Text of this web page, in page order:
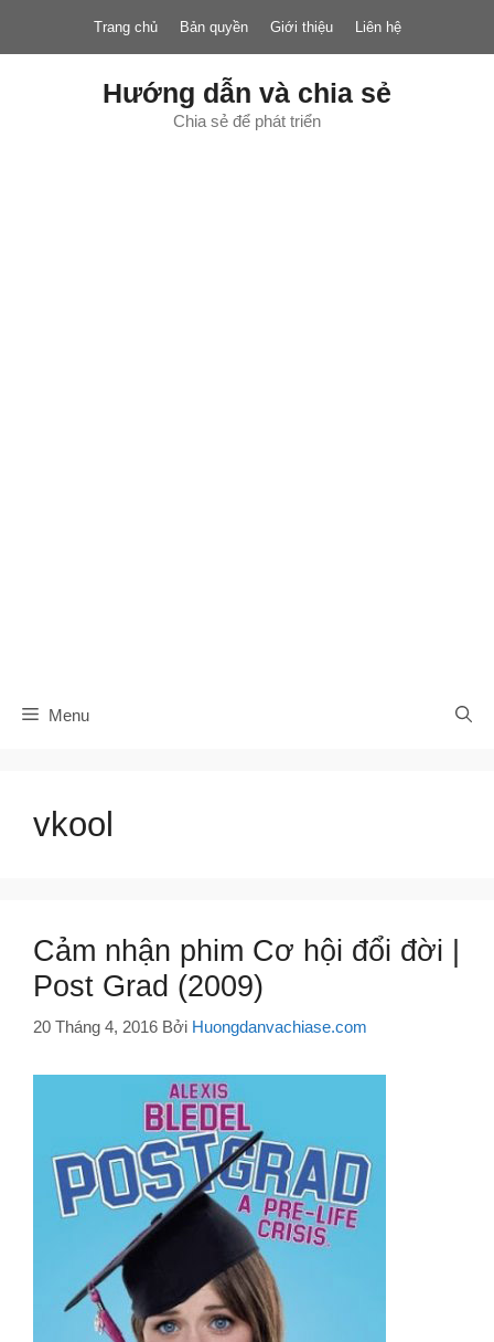
nội
Trang chủ Bản quyền Giới thiệu Liên hệ
Hướng dẫn và chia sẻ
Chia sẻ để phát triển
Menu
vkool
Cảm nhận phim Cơ hội đổi đời |
Post Grad (2009)
20 Tháng 4, 2016 Bởi Huongdanvachiase.com